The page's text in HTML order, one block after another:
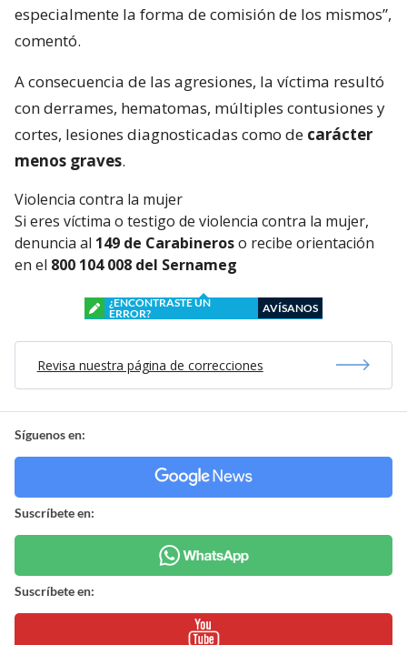
especialmente la forma de comisión de los mismos”,
comentó.
A consecuencia de las agresiones, la víctima resultó
con derrames, hematomas, múltiples contusiones y
cortes, lesiones diagnosticadas como de carácter
menos graves.
Violencia contra la mujer
Si eres víctima o testigo de violencia contra la mujer,
denuncia al 149 de Carabineroso recibe orientación
en el 800 104 008 del Sernameg
¿ENCONTRASTE UN
ERROR?
AVÍSANOS
Revisa nuestra página de correcciones
Síguenos en:
Suscríbete en:
Suscríbete en: